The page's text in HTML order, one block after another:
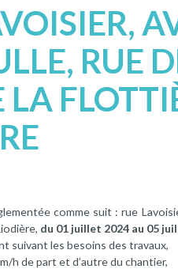
RUE
LA
comme suit : rue
du 01 juillet 2024 au 05
suivant les besoins des travaux,
h de part et d’autre du chantier,